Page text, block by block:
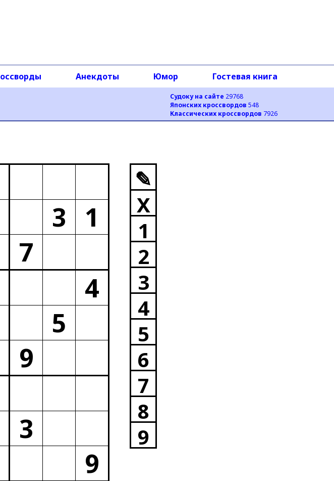
Судоку на сайте 29768
Японских кроссвордов 548
Классических кроссвордов 7926
Анекдоты Юмор Гостевая книга
3
1
7
4
5
9
3
9
✎
X
1
2
3
4
5
6
7
8
9